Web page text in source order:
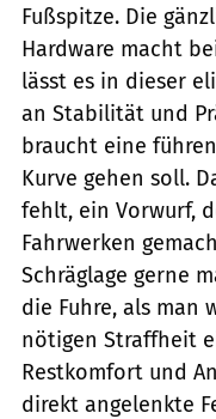
Fußspitze. Die
Hardware macht
lässt es in dieser
an Stabilität und
braucht eine
Kurve gehen soll.
fehlt, ein Vorwurf,
Fahrwerken
Schräglage gerne
die Fuhre, als man
nötigen Straffheit
Restkomfort und
direkt angelenkte